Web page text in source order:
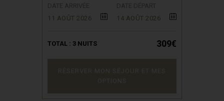
11 AOÛT 2026
14 AOÛT 2026
TOTAL : 3 NUITS 309€